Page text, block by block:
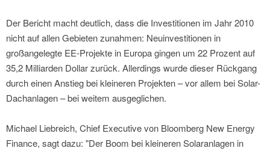
Der Bericht macht deutlich, dass die Investitionen im Jahr 2010
nicht auf allen Gebieten zunahmen: Neuinvestitionen in
großangelegte EE-Projekte in Europa gingen um 22 Prozent auf
35,2 Milliarden Dollar zurück. Allerdings wurde dieser Rückgang
durch einen Anstieg bei kleineren Projekten – vor allem bei Solar-
Dachanlagen – bei weitem ausgeglichen.
Michael Liebreich, Chief Executive von Bloomberg New Energy
Finance, sagt dazu: "Der Boom bei kleineren Solaranlagen in